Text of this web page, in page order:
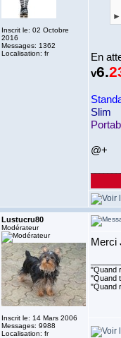
Inscrit le: 02 Octobre
2016
Messages: 1362
Localisation: fr
►
En
v6.
Slim
@+
Lustucru80
Modérateur
Inscrit le: 14 Mars 2006
Messages: 9988
Localisation: fr
Merci
"Quand
"Quand
"Quand